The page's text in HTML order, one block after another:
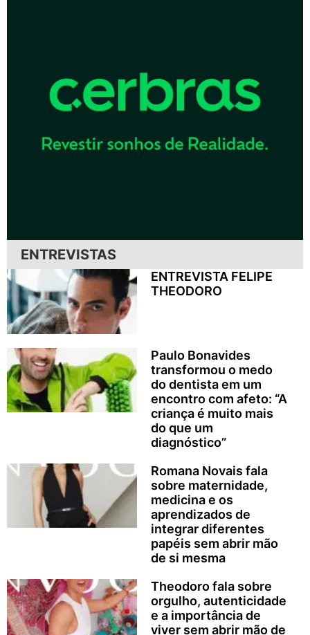
ENTREVISTAS
ENTREVISTA FELIPE
THEODORO
Paulo Bonavides
transformou o medo
do dentista em um
encontro com afeto: “A
criança é muito mais
do que um
diagnóstico”
Romana Novais fala
sobre maternidade,
medicina e os
aprendizados de
integrar diferentes
papéis sem abrir mão
de si mesma
Theodoro fala sobre
orgulho, autenticidade
e a importância de
viver sem abrir mão de